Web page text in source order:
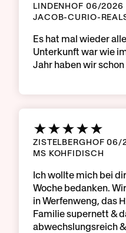
LINDENHOF 06/2026
JACOB-CURIO-
Es hat mal wieder
Unterkunft war wie
Jahr haben wir
ZISTELBERGHOF 06/
MS KOHFIDISCH
Ich wollte mich bei
Woche bedanken.
in Werfenweng, das
Familie supernett &
abwechslungsreich